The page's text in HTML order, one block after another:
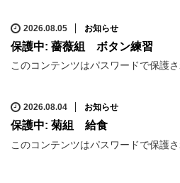
2026.08.05 お知らせ
保護中: 薔薇組 ボタン練習
このコンテンツはパスワードで保護
2026.08.04 お知らせ
保護中: 菊組 給食
このコンテンツはパスワードで保護